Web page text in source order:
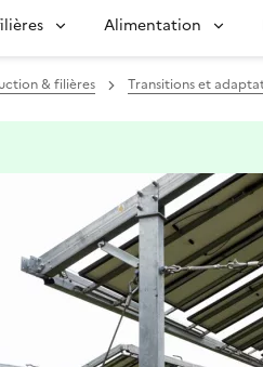
Alimentation
& filières Transitions et